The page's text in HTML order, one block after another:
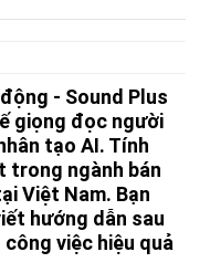
- Sound Plus
giọng đọc người
tạo AI. Tính
trong ngành bán
Việt Nam. Bạn
hướng dẫn sau
việc hiệu quả